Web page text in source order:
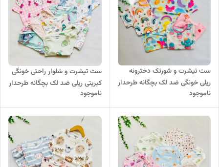
ست تیشرت و شورتک دخترونه
ریلی خونگی ضد لک بچگانه طرحدار
کد 1028
ناموجود
ست تیشرت و شلوار راحتی خونگی
کبریتی ریلی ضد لک بچگانه طرحدار
کد ۱۰۰۷
ناموجود